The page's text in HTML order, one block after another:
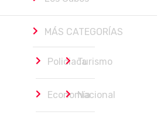
MÁS CATEGORÍAS
PoliciacaTurismo
EconomíaNacional